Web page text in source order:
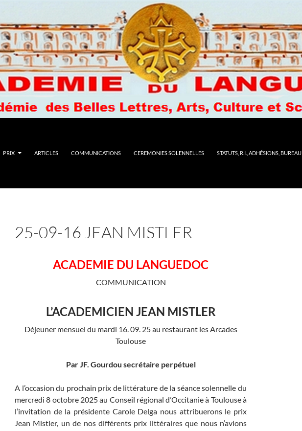
PRIX ARTICLES COMMUNICATIONS CEREMONIES SOLENNELLES STATUTS, R.I., ADHÉSIONS, BUREAU
25-09-16 JEAN MISTLER
ACADEMIE DU LANGUEDOC
COMMUNICATION
L’ACADEMICIEN JEAN MISTLER
Déjeuner mensuel du mardi 16. 09. 25 au restaurant les Arcades
Toulouse
Par JF. Gourdou secrétaire perpétuel
A l’occasion du prochain prix de littérature de la séance solennelle du
mercredi 8 octobre 2025 au Conseil régional d’Occitanie à Toulouse à
l’invitation de la présidente Carole Delga nous attribuerons le prix
Jean Mistler, un de nos différents prix littéraires que nous n’avions